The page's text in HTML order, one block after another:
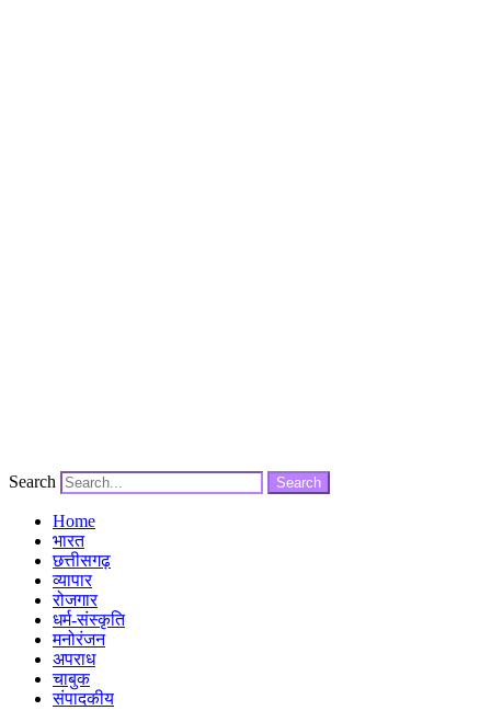
Search Search
Home
भारत
छत्तीसगढ़
व्यापार
रोजगार
धर्म-संस्कृति
मनोरंजन
अपराध
चाबुक
संपादकीय